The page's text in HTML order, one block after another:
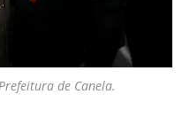
de Canela.